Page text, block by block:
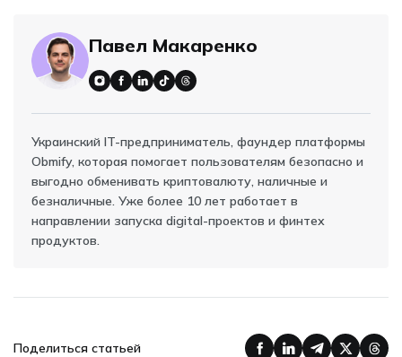
Павел Макаренко
Украинский IT-предприниматель, фаундер платформы
Obmify, которая помогает пользователям безопасно и
выгодно обменивать криптовалюту, наличные и
безналичные. Уже более 10 лет работает в
направлении запуска digital-проектов и финтех
продуктов.
Поделиться статьей